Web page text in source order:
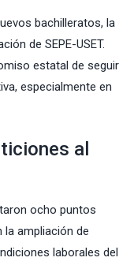
bachilleratos, la
de SEPE-USET.
estatal de seguir
especialmente en
al
ocho puntos
la ampliación de
laborales del